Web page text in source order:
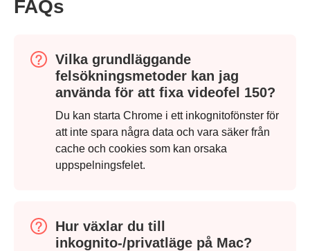
FAQs
Vilka grundläggande
felsökningsmetoder kan jag
använda för att fixa videofel 150?
Du kan starta Chrome i ett inkognitofönster för
att inte spara några data och vara säker från
cache och cookies som kan orsaka
uppspelningsfelet.
Hur växlar du till
inkognito-/privatläge på Mac?